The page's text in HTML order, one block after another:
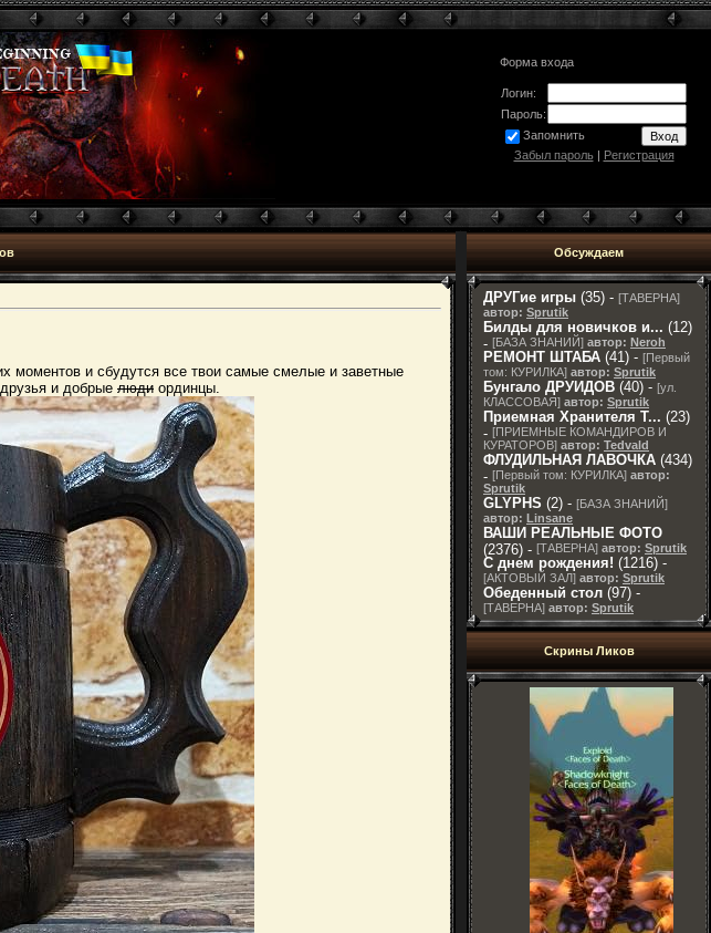
Форма входа
Логин:
Пароль:
Запомнить
Забыл пароль| Регистрация
моментов и сбудутся все твои самые смелые и заветные
и добрые люди ординцы.
Обсуждаем
ДРУГие игры (35) - [ТАВЕРНА]
автор: Sprutik
Билды для новичков и... (12)
- [БАЗА ЗНАНИЙ] автор: Neroh
РЕМОНТ ШТАБА (41) - [Первый
том: КУРИЛКА] автор: Sprutik
Бунгало ДРУИДОВ (40) - [ул.
КЛАССОВАЯ] автор: Sprutik
Приемная Хранителя T... (23)
- [ПРИЕМНЫЕ КОМАНДИРОВ И
КУРАТОРОВ] автор: Tedvald
ФЛУДИЛЬНАЯ ЛАВОЧКА (434)
- [Первый том: КУРИЛКА] автор:
Sprutik
GLYPHS (2) - [БАЗА ЗНАНИЙ]
автор: Linsane
ВАШИ РЕАЛЬНЫЕ ФОТО
(2376) - [ТАВЕРНА] автор: Sprutik
С днем рождения! (1216) -
[АКТОВЫЙ ЗАЛ] автор: Sprutik
Обеденный стол (97) -
[ТАВЕРНА] автор: Sprutik
Скрины Ликов